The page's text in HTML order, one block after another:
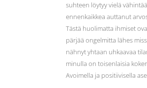
suhteen löytyy vielä
ennenkaikkea auttanut
Tästä huolimatta ihmiset
pärjää ongelmitta lähes
nähnyt yhtaan uhkaavaa
minulla on toisenlaisia
Avoimella ja positiivisella